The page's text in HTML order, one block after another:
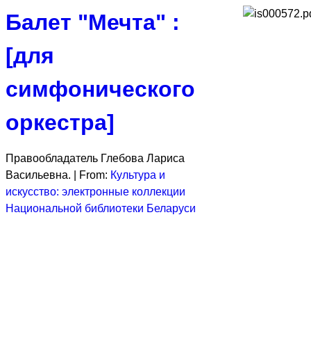
Балет "Мечта" :
[для
симфонического
оркестра]
Правообладатель Глебова Лариса
Васильевна. |
From: Культура и
искусство: электронные коллекции
Национальной библиотеки Беларуси